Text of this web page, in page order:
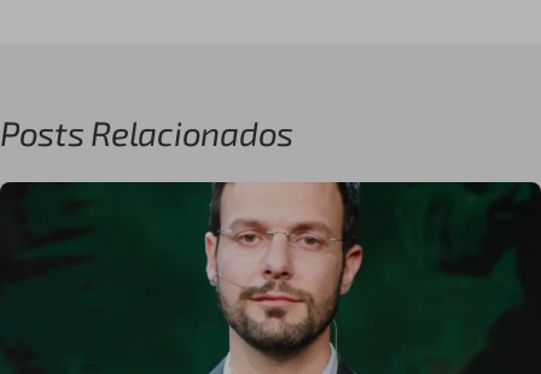
Posts Relacionados